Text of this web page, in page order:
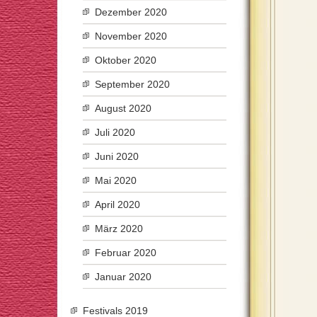
Dezember 2020
November 2020
Oktober 2020
September 2020
August 2020
Juli 2020
Juni 2020
Mai 2020
April 2020
März 2020
Februar 2020
Januar 2020
Festivals 2019